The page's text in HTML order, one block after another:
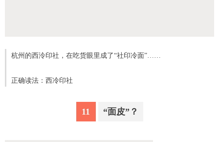
杭州的西泠印社，在吃货眼里成了“社印冷面”……
正确读法：西冷印社
11 “面皮”？